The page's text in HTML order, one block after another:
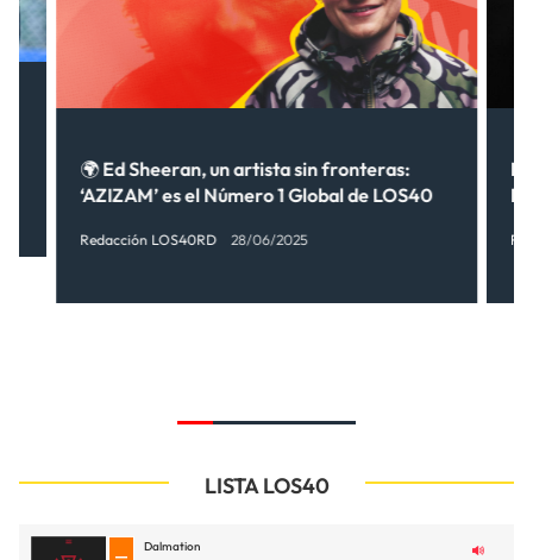
🌍 Ed Sheeran, un artista sin fronteras:
‘AZIZAM’ es el Número 1 Global de LOS40
Redacción LOS40RD 28/06/2025
LISTA LOS40
Dalmation